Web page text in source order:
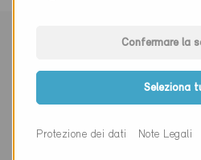
Confermare la
Seleziona
Protezione dei dati Note Legali